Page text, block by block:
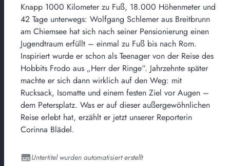
Knapp 1000 Kilometer zu Fuß, 18.000 Höhenmeter und
42 Tage unterwegs: Wolfgang Schlemer aus Breitbrunn
am Chiemsee hat sich nach seiner Pensionierung einen
Jugendtraum erfüllt – einmal zu Fuß bis nach Rom.
Inspiriert wurde er schon als Teenager von der Reise des
Hobbits Frodo aus „Herr der Ringe“. Jahrzehnte später
machte er sich dann wirklich auf den Weg: mit
Rucksack, Isomatte und einem festen Ziel vor Augen –
dem Petersplatz. Was er auf dieser außergewöhnlichen
Reise erlebt hat, erzählt er jetzt unserer Reporterin
Corinna Blädel.
Untertitel wurden automatisiert erstellt